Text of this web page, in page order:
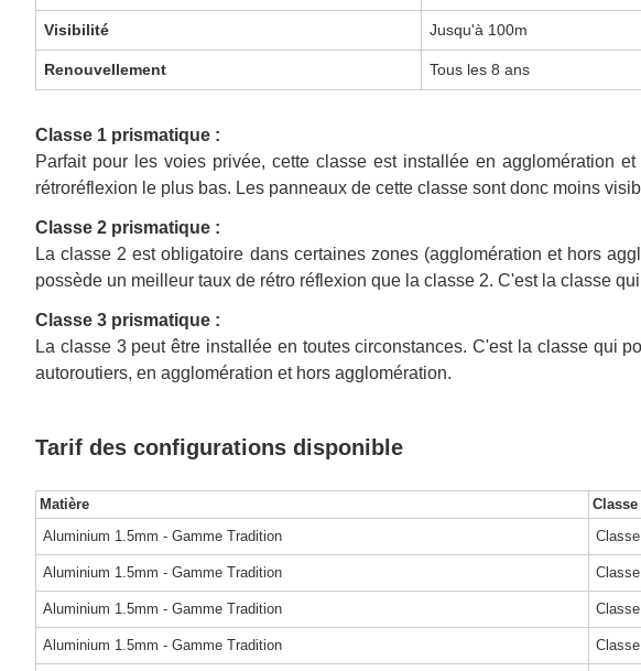
Visibilité Jusqu'à 100m
Renouvellement Tous les 8 ans
Classe 1 prismatique :
Parfait pour les voies privée, cette classe est installée en agglomération
rétroréflexion le plus bas. Les panneaux de cette classe sont donc moins
Classe 2 prismatique :
La classe 2 est obligatoire dans certaines zones (agglomération et hors
possède un meilleur taux de rétro réflexion que la classe 2. C'est la classe
Classe 3 prismatique :
La classe 3 peut être installée en toutes circonstances. C'est la classe qui
autoroutiers, en agglomération et hors agglomération.
Tarif des configurations disponible
Matière Classe
Aluminium 1.5mm - Gamme Tradition
Aluminium 1.5mm - Gamme Tradition
Aluminium 1.5mm - Gamme Tradition
Aluminium 1.5mm - Gamme Tradition